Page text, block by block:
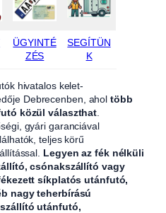
ÜGYINTÉ
ZÉS
SEGÍTÜN
K
hivatalos kelet-
Debrecenben, aholtöbb
közül választhat
gyári garanciával
teljes körű
Legyen az fék nélküli
csónakszállító vagy
síkplatós utánfutó,
nagy teherbírású
utánfutó,